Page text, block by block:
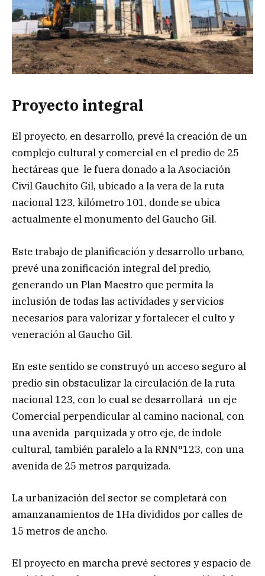
Proyecto integral
El proyecto, en desarrollo, prevé la creación de un
complejo cultural y comercial en el predio de 25
hectáreas que le fuera donado a la Asociación
Civil Gauchito Gil, ubicado a la vera de la ruta
nacional 123, kilómetro 101, donde se ubica
actualmente el monumento del Gaucho Gil.
Este trabajo de planificación y desarrollo urbano,
prevé una zonificación integral del predio,
generando un Plan Maestro que permita la
inclusión de todas las actividades y servicios
necesarios para valorizar y fortalecer el culto y
veneración al Gaucho Gil.
En este sentido se construyó un acceso seguro al
predio sin obstaculizar la circulación de la ruta
nacional 123, con lo cual se desarrollará un eje
Comercial perpendicular al camino nacional, con
una avenida parquizada y otro eje, de índole
cultural, también paralelo a la RNN°123, con una
avenida de 25 metros parquizada.
La urbanización del sector se completará con
amanzanamientos de 1Ha divididos por calles de
15 metros de ancho.
El proyecto en marcha prevé sectores y espacio de